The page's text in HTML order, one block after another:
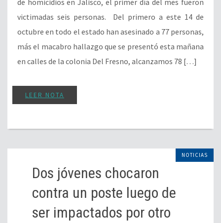
de homicidios en Jalisco, el primer día del mes fueron
victimadas seis personas. Del primero a este 14 de
octubre en todo el estado han asesinado a 77 personas,
más el macabro hallazgo que se presentó esta mañana
en calles de la colonia Del Fresno, alcanzamos 78 […]
LEER NOTA
NOTICIAS
Dos jóvenes chocaron
contra un poste luego de
ser impactados por otro